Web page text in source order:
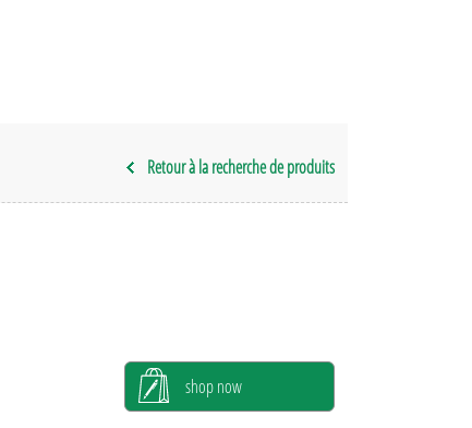
Retour à la recherche de produits
shop now